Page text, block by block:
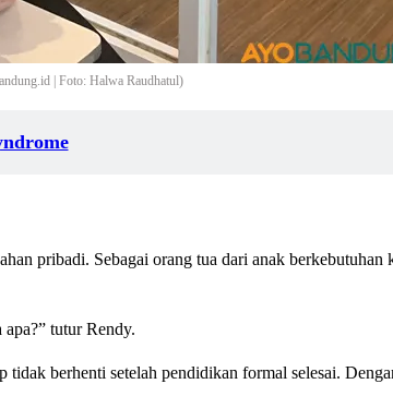
| Foto: Halwa Raudhatul)
pribadi. Sebagai orang tua dari anak berkebutuhan
tutur Rendy.
berhenti setelah pendidikan formal selesai.